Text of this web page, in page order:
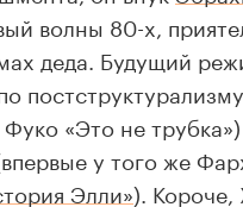
волны 80-х,
деда. Будущий
«Это не
у того же
Элли»). Короче,